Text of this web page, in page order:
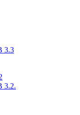
3.3
3.2.